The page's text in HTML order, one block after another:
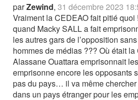
parZewind,31 décembre 2023
Vraiment la CEDEAO fait pitié quoi
quand Macky SALL a fait
les autres gars de l’opposition
hommes de médias ??? Où était
Alassane Ouattara emprisonnait
emprisonne encore les opposants
pas du pays… il va même
dans un pays étranger pour les